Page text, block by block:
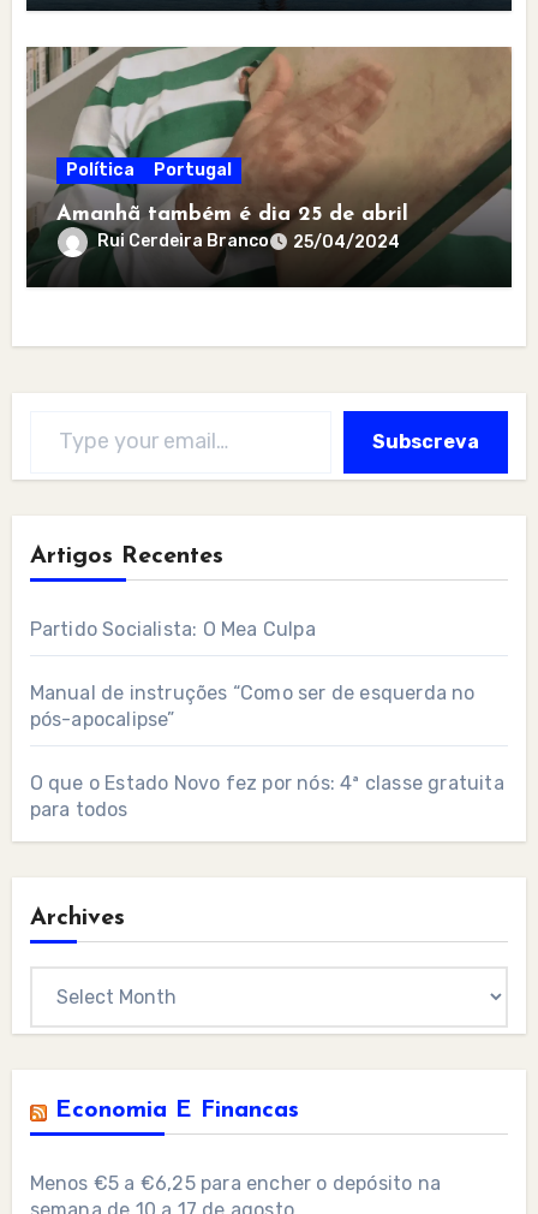
Política Portugal
Amanhã também é dia 25 de abril
Rui Cerdeira Branco 25/04/2024
Subscreva
Artigos Recentes
Partido Socialista: O Mea Culpa
Manual de instruções “Como ser de esquerda no
pós-apocalipse”
O que o Estado Novo fez por nós: 4ª classe gratuita
para todos
Archives
Economia E Financas
Menos €5 a €6,25 para encher o depósito na